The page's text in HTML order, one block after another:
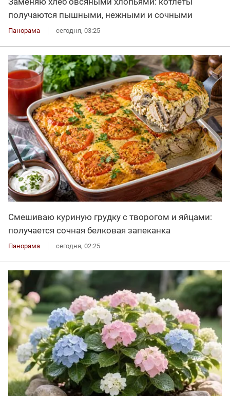
получаются пышными, нежными и сочными
Панорама сегодня, 03:25
Смешиваю куриную грудку с творогом и яйцами:
получается сочная белковая запеканка
Панорама сегодня, 02:25